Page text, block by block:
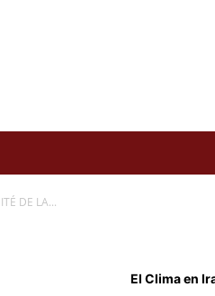
DE LA...
El Clima en